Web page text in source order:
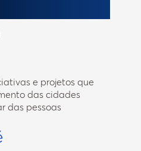
e projetos que
das cidades
das pessoas